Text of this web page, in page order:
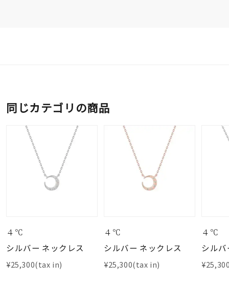
同じカテゴリの商品
４℃
シルバー ネックレス
¥25,300(tax in)
４℃
シルバー ネックレス
¥25,300(tax in)
４℃
シル